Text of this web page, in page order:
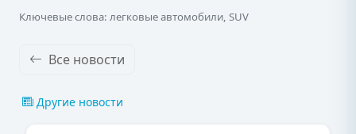
Ключевые слова: легковые автомобили, SUV
Все новости
Другие новости